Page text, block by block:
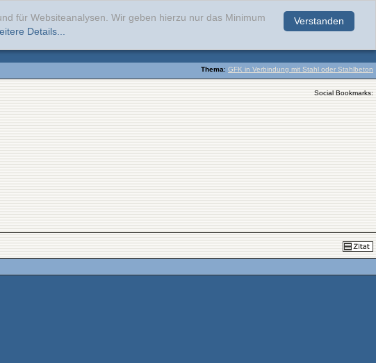
Verstanden
für Websiteanalysen. Wir geben hierzu nur das Minimum
Details...
Thema: GFK in Verbindung mit Stahl oder Stahlbeton
Social Bookmarks: